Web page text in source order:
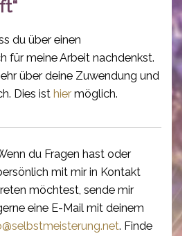
du über einen
für meine Arbeit nachdenkst.
über deine Zuwendung und
Dies ist hiermöglich.
du Fragen hast oder
mit mir in Kontakt
möchtest, sende mir
eine E-Mail mit deinem
. Finde